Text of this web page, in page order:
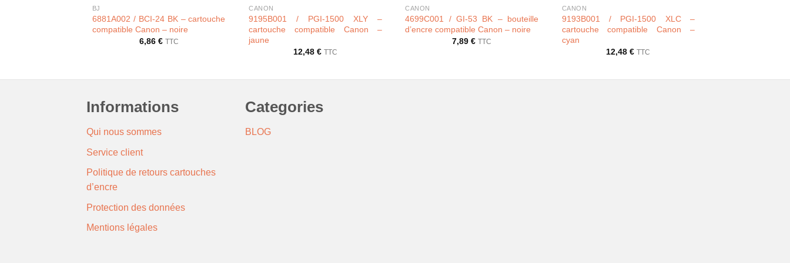
BJ
6881A002 / BCI-24 BK – cartouche
compatible Canon – noire
6,86 € TTC
CANON
9195B001 / PGI-1500 XLY –
cartouche compatible Canon –
jaune
12,48 € TTC
CANON
4699C001 / GI-53 BK – bouteille
d’encre compatible Canon – noire
7,89€ TTC
CANON
9193B001 / PGI-1500 XLC –
cartouche compatible Canon –
cyan
12,48€ TTC
Informations
Qui nous sommes
Service client
Politique de retours cartouches
d’encre
Protection des données
Mentions légales
Categories
BLOG